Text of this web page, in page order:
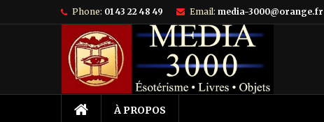
Phone: 01 43 22 48 49 Email: media-3000@orange.fr
À PROPOS